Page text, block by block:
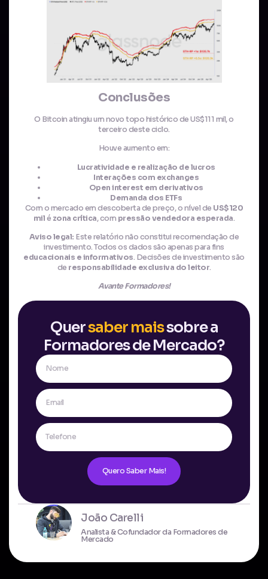
Conclusões
O Bitcoin atingiu um novo topo histórico de US$111 mil, o
terceiro deste ciclo.
Houve aumento em:
Lucratividade e realização de lucros
Interações com exchanges
Open interest em derivativos
Demanda dos ETFs
Com o mercado em descoberta de preço, o nível de US$120
milé zona crítica, com pressão vendedora esperada.
Aviso legal: Este relatório não constitui recomendação de
investimento. Todos os dados são apenas para fins
educacionais e informativos. Decisões de investimento são
de responsabilidade exclusiva do leitor.
Avante Formadores!
Quersaber maissobre a
Formadores de Mercado?
Quero Saber Mais!
João Carelli
Analista & Cofundador da Formadores de
Mercado